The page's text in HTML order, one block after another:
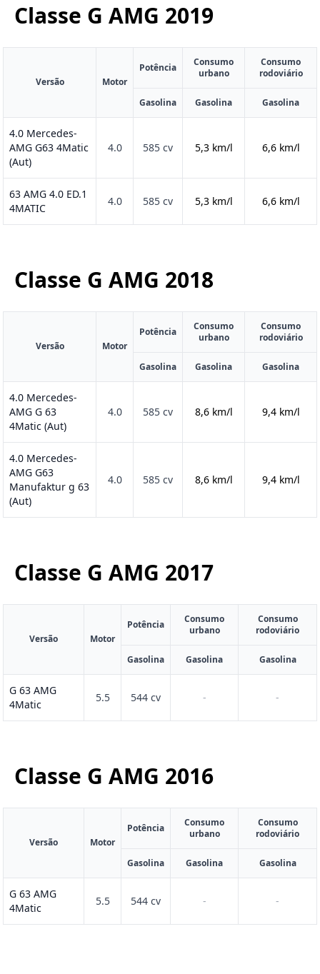
Classe G AMG 2019
Versão Motor
Potência
Consumo
urbano
Consumo
rodoviário
Gasolina Gasolina Gasolina
4.0 Mercedes-
AMG G63 4Matic
(Aut)
4.0 585 cv 5,3 km/l 6,6 km/l
63 AMG 4.0 ED.1
4MATIC
4.0 585 cv 5,3 km/l 6,6 km/l
Classe G AMG 2018
Versão Motor
Potência
Consumo
urbano
Consumo
rodoviário
Gasolina Gasolina Gasolina
4.0 Mercedes-
AMG G 63
4Matic (Aut)
4.0 585 cv 8,6 km/l 9,4 km/l
4.0 Mercedes-
AMG G63
Manufaktur g 63
(Aut)
4.0 585 cv 8,6 km/l 9,4 km/l
Classe G AMG 2017
Versão Motor
Potência
Consumo
urbano
Consumo
rodoviário
Gasolina Gasolina Gasolina
G 63 AMG
4Matic
5.5 544 cv - -
Classe G AMG 2016
Versão Motor
Potência
Consumo
urbano
Consumo
rodoviário
Gasolina Gasolina Gasolina
G 63 AMG
4Matic
5.5 544 cv - -